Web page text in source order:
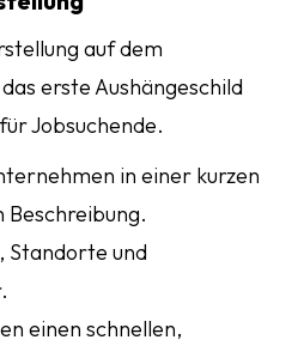
auf dem
erste Aushängeschild
Jobsuchende.
in einer kurzen
Beschreibung.
Standorte und
einen schnellen,